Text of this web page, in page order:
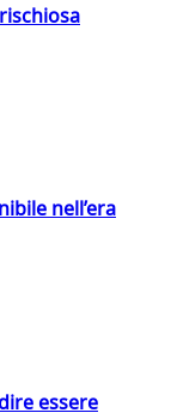
nell’era
essere